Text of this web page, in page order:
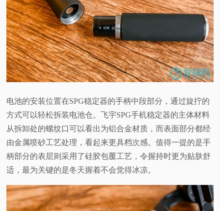
电池的安装位置在SPG稳定器的手柄中段部分，通过旋拧的
方式可以轻松拆装电池仓。飞宇SPG手机稳定器的主体材料
从拆卸处的螺纹口可以看出为铝合金材质，而表面部分都经
由金属喷砂工艺处理，看起来更具档次感。值得一提的是手
柄部分的表层则采用了硅胶包覆工艺，令握持时更为贴肤舒
适，最为关键的是冬天握着不会觉得冰凉。